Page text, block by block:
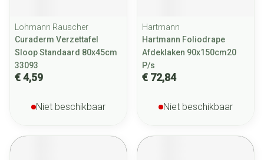
Lohmann Rauscher
Curaderm Verzettafel
Sloop Standaard 80x45cm
33093
€ 4,59
Niet beschikbaar
Hartmann
Hartmann Foliodrape
Afdeklaken 90x150cm20
P/s
€ 72,84
Niet beschikbaar